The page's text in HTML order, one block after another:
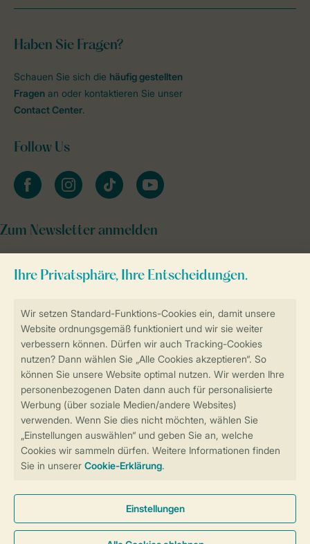
Sicherstellung Deiner Privatsphäre
Sicher und schnell zur Online-Buchung
Sichere Datenübertragung
Sicheres Bezahlen
Haben Sie Fragen?
Schauen Sie sich die häufig gestellten
Fragen an oder kontaktieren Sie unser
Contact Center.
Follow Us
facebookinstagramtiktok youtube
Zum Newsletter anmelden